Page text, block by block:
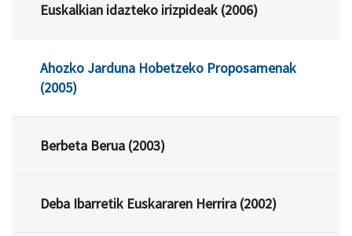
Euskalkian idazteko irizpideak (2006)
Ahozko Jarduna Hobetzeko Proposamenak
(2005)
Berbeta Berua (2003)
Deba Ibarretik Euskararen Herrira (2002)